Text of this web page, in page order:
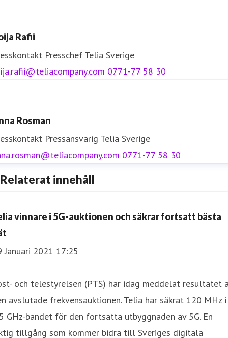
Rafii
Presschef Telia Sverige
0771-77 58 30
Rosman
Pressansvarig Telia Sverige
0771-77 58 30
Relaterat innehåll
vinnare i 5G-auktionen och säkrar fortsatt bästa
Januari 2021 17:25
och telestyrelsen (PTS) har idag meddelat resultatet
avslutade frekvensauktionen. Telia har säkrat 120 MHz i
GHz-bandet för den fortsatta utbyggnaden av 5G. En
tillgång som kommer bidra till Sveriges digitala